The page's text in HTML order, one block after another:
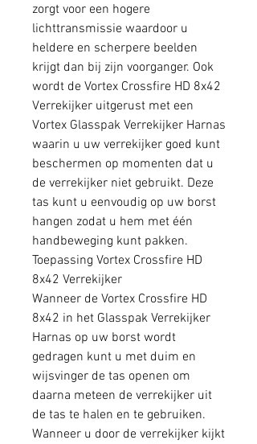
zorgt voor een hogere
lichttransmissie waardoor u
heldere en scherpere beelden
krijgt dan bij zijn voorganger. Ook
wordt de Vortex Crossfire HD 8x42
Verrekijker uitgerust met een
Vortex Glasspak Verrekijker Harnas
waarin u uw verrekijker goed kunt
beschermen op momenten dat u
de verrekijker niet gebruikt. Deze
tas kunt u eenvoudig op uw borst
hangen zodat u hem met één
handbeweging kunt pakken.
Toepassing Vortex Crossfire HD
8x42 Verrekijker
Wanneer de Vortex Crossfire HD
8x42 in het Glasspak Verrekijker
Harnas op uw borst wordt
gedragen kunt u met duim en
wijsvinger de tas openen om
daarna meteen de verrekijker uit
de tas te halen en te gebruiken.
Wanneer u door de verrekijker kijkt